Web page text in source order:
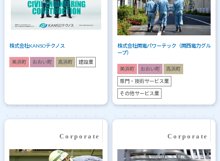
株式会社KANSOテクノス
美浜町 おおい町 高浜町 建設業
株式会社関電パワーテック（関西電力グル
ープ）
美浜町 おおい町 高浜町
専門・技術サービス業
その他サービス業